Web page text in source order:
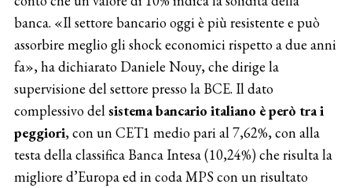
banca. «Il settore bancario oggi è più resistente e può
assorbire meglio gli shock economici rispetto a due anni
fa», ha dichiarato Daniele Nouy, che dirige la
supervisione del settore presso la BCE. Il dato
complessivo delsistema bancario italiano è però tra i
peggiori, con un CET1 medio pari al 7,62%, con alla
testa della classifica Banca Intesa (10,24%) che risulta la
migliore d’Europa ed in coda MPS con un risultato